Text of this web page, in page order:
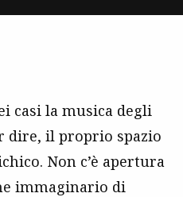
casi la musica degli
dire, il proprio spazio
Non c’è apertura
immaginario di